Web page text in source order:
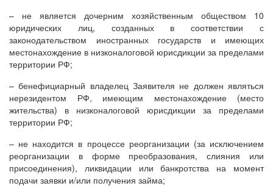
– не является дочерним хозяйственным обществом 10
юридических лиц, созданных в соответствии с
законодательством иностранных государств и имеющих
местонахождение в низконалоговой юрисдикции за пределами
территории РФ;
– бенефициарный владелец Заявителя не должен являться
нерезидентом РФ, имеющим местонахождение (место
жительства) в низконалоговой юрисдикции за пределами
территории РФ;
– не находится в процессе реорганизации (за исключением
реорганизации в форме преобразования, слияния или
присоединения), ликвидации или банкротства на момент
подачи заявки и/или получения займа;